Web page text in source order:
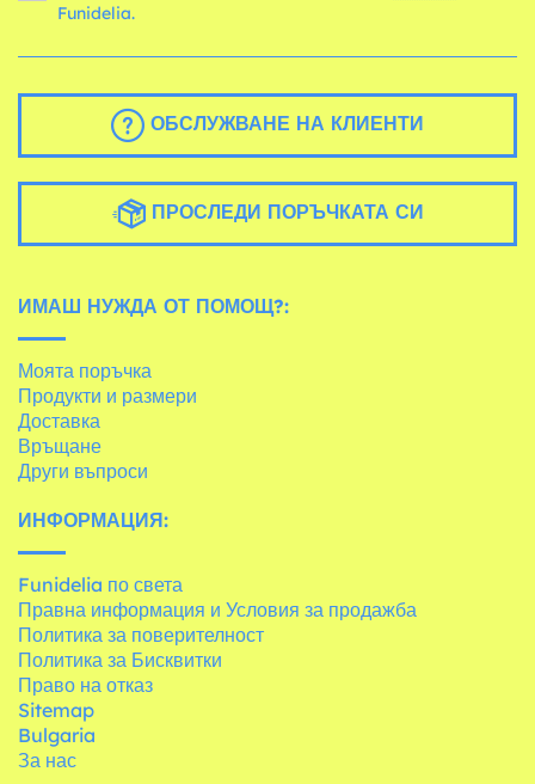
Funidelia.
ОБСЛУЖВАНЕ НА КЛИЕНТИ
ПРОСЛЕДИ ПОРЪЧКАТА СИ
ИМАШ НУЖДА ОТ ПОМОЩ?:
Моята поръчка
Продукти и размери
Доставка
Връщане
Други въпроси
ИНФОРМАЦИЯ:
Funidelia по света
Правна информация и Условия за продажба
Политика за поверителност
Политика за Бисквитки
Право на отказ
Sitemap
Bulgaria
За нас